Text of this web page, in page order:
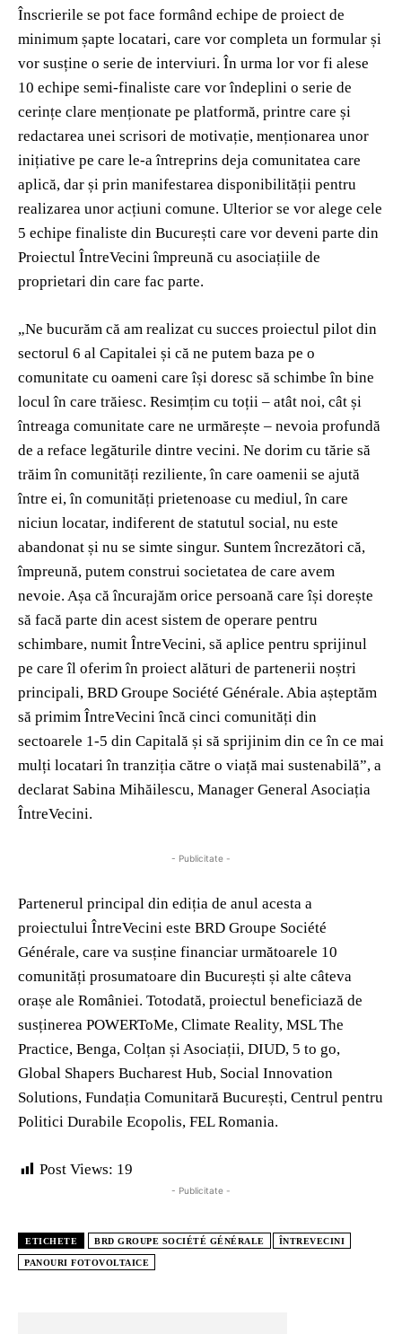
Înscrierile se pot face formând echipe de proiect de
minimum șapte locatari, care vor completa un formular și
vor susține o serie de interviuri. În urma lor vor fi alese
10 echipe semi-finaliste care vor îndeplini o serie de
cerințe clare menționate pe platformă, printre care și
redactarea unei scrisori de motivație, menționarea unor
inițiative pe care le-a întreprins deja comunitatea care
aplică, dar și prin manifestarea disponibilității pentru
realizarea unor acțiuni comune. Ulterior se vor alege cele
5 echipe finaliste din București care vor deveni parte din
Proiectul ÎntreVecini împreună cu asociațiile de
proprietari din care fac parte.
„Ne bucurăm că am realizat cu succes proiectul pilot din
sectorul 6 al Capitalei și că ne putem baza pe o
comunitate cu oameni care își doresc să schimbe în bine
locul în care trăiesc. Resimțim cu toții – atât noi, cât și
întreaga comunitate care ne urmărește – nevoia profundă
de a reface legăturile dintre vecini. Ne dorim cu tărie să
trăim în comunități reziliente, în care oamenii se ajută
între ei, în comunități prietenoase cu mediul, în care
niciun locatar, indiferent de statutul social, nu este
abandonat și nu se simte singur. Suntem încrezători că,
împreună, putem construi societatea de care avem
nevoie. Așa că încurajăm orice persoană care își dorește
să facă parte din acest sistem de operare pentru
schimbare, numit ÎntreVecini, să aplice pentru sprijinul
pe care îl oferim în proiect alături de partenerii noștri
principali, BRD Groupe Société Générale. Abia așteptăm
să primim ÎntreVecini încă cinci comunități din
sectoarele 1-5 din Capitală și să sprijinim din ce în ce mai
mulți locatari în tranziția către o viață mai sustenabilă”, a
declarat Sabina Mihăilescu, Manager General Asociația
ÎntreVecini.
- Publicitate -
Partenerul principal din ediția de anul acesta a
proiectului ÎntreVecini este BRD Groupe Société
Générale, care va susține financiar următoarele 10
comunități prosumatoare din București și alte câteva
orașe ale României. Totodată, proiectul beneficiază de
susținerea POWERToMe, Climate Reality, MSL The
Practice, Benga, Colțan și Asociații, DIUD, 5 to go,
Global Shapers Bucharest Hub, Social Innovation
Solutions, Fundația Comunitară București, Centrul pentru
Politici Durabile Ecopolis, FEL Romania.
Post Views: 19
- Publicitate -
ETICHETE BRD GROUPE SOCIÉTÉ GÉNÉRALE ÎNTREVECINI
PANOURI FOTOVOLTAICE